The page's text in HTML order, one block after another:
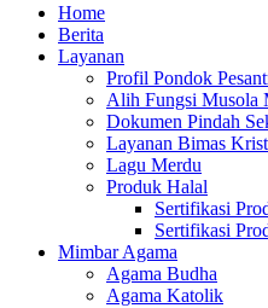
Home
Berita
Layanan
Profil Pondok
Alih Fungsi Musola
Dokumen Pindah
Layanan Bimas
Lagu Merdu
Produk Halal
Sertifikasi
Sertifikasi
Mimbar Agama
Agama Budha
Agama Katolik